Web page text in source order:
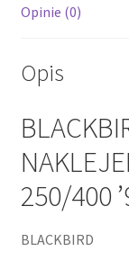
(17)
Opinie (0)
Opis
250/400
BLACKBIRD